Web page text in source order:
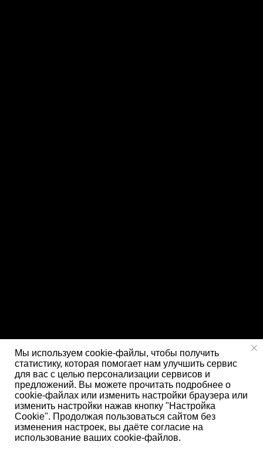
Мы используем cookie-файлы, чтобы получить
статистику, которая помогает нам улучшить сервис
для вас с целью персонализации сервисов и
предложений. Вы можете прочитать подробнее о
cookie-файлах или изменить настройки браузера или
изменить настройки нажав кнопку "Настройка
Cookie". Продолжая пользоваться сайтом без
изменения настроек, вы даёте согласие на
использование ваших cookie-файлов.
меню ремонт звонок изготовление